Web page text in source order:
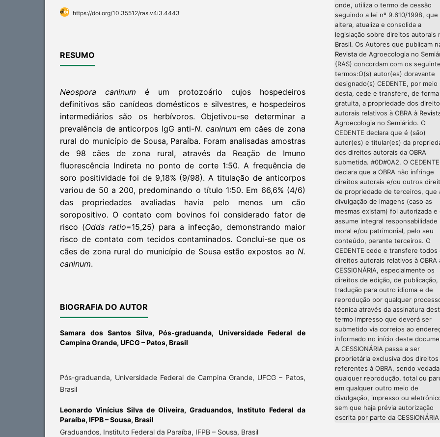
https://doi.org/10.35512/ras.v4i3.4443
RESUMO
Neospora caninum é um protozoário cujos hospedeiros
definitivos são canídeos domésticos e silvestres, e hospedeiros
intermediários são os herbívoros. Objetivou-se determinar a
prevalência de anticorpos IgG anti-N. caninumem cães de zona
rural do município de Sousa, Paraíba. Foram analisadas amostras
de 98 cães de zona rural, através da Reação de Imuno
fluorescência Indireta no ponto de corte 1:50. A frequência de
soro positividade foi de 9,18% (9/98). A titulação de anticorpos
variou de 50 a 200, predominando o título 1:50. Em 66,6% (4/6)
das propriedades avaliadas havia pelo menos um cão
soropositivo. O contato com bovinos foi considerado fator de
risco (Odds ratio=15,25) para a infecção, demonstrando maior
risco de contato com tecidos contaminados. Conclui-se que os
cães de zona rural do município de Sousa estão expostos ao N.
caninum.
BIOGRAFIA DO AUTOR
Samara dos Santos Silva,Pós-graduanda, Universidade Federal de
Campina Grande, UFCG – Patos, Brasil
Pós-graduanda, Universidade Federal de Campina Grande, UFCG – Patos,
Brasil
Leonardo Vinícius Silva de Oliveira, Graduandos, Instituto Federal da
Paraíba, IFPB – Sousa, Brasil
Graduandos, Instituto Federal da Paraíba, IFPB – Sousa, Brasil
onde, utiliza o termo de cessão
seguindo a lei nº 9.610/1998, que
altera, atualiza e consolida a
legislação sobre direitos autorais
Brasil. Os Autores que publicam
Revista de Agroecologia no
(RAS) concordam com os
termos:O(s) autor(es) doravante
designado(s) CEDENTE, por meio
desta, cede e transfere, de forma
gratuita, a propriedade dos
autorais relativos à OBRA à
Agroecologia no Semiárido. O
CEDENTE declara que é (são)
autor(es) e titular(es) da
dos direitos autorais da OBRA
submetida. #0D#0A2. O CEDENTE
declara que a OBRA não infringe
direitos autorais e/ou outros
de propriedade de terceiros, que
divulgação de imagens (caso as
mesmas existam) foi autorizada e
assume integral responsabilidade
moral e/ou patrimonial, pelo seu
conteúdo, perante terceiros. O
CEDENTE cede e transfere todos
direitos autorais relativos à OBRA
CESSIONÁRIA, especialmente os
direitos de edição, de publicação,
tradução para outro idioma e de
reprodução por qualquer
técnica através da assinatura
termo impresso que deverá ser
submetido via correios ao
informado no início deste
A CESSIONÁRIA passa a ser
proprietária exclusiva dos direitos
referentes à OBRA, sendo vedada
qualquer reprodução, total ou
em qualquer outro meio de
divulgação, impresso ou
sem que haja prévia autorização
escrita por parte da CESSIONÁRIA